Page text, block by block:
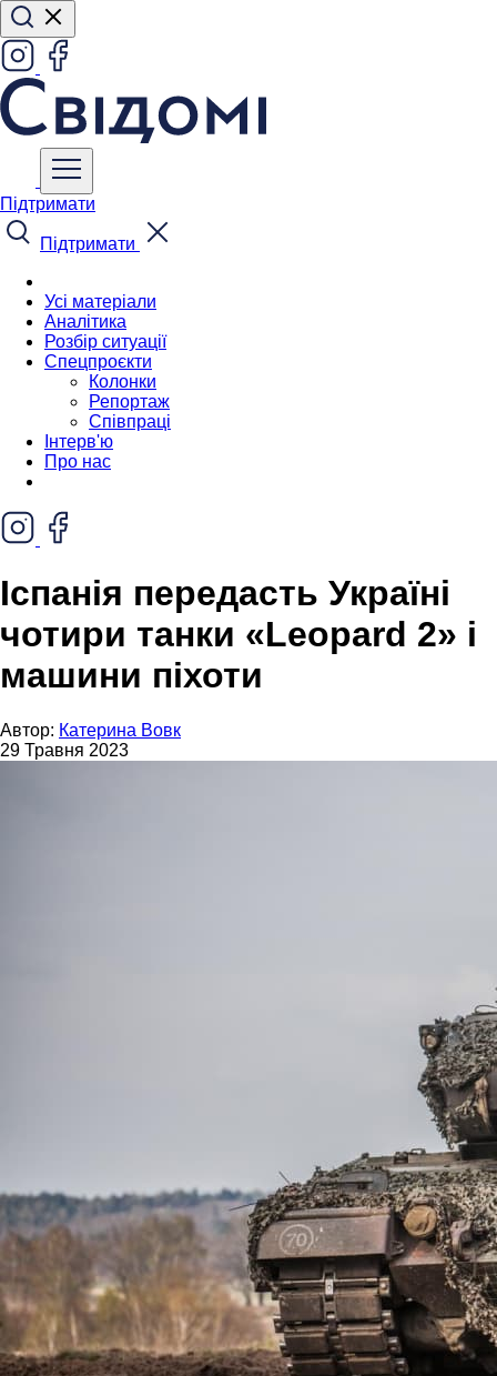
Підтримати
Підтримати
Усі матеріали
Аналітика
Розбір ситуації
Спецпроєкти
Колонки
Репортаж
Співпраці
Інтерв'ю
Про нас
Іспанія передасть Україні
чотири танки «Leopard 2» і
машини піхоти
Автор: Катерина Вовк
29 Травня 2023